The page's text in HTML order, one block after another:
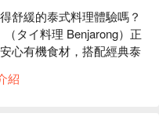
舒緩的泰式料理體驗嗎？
（タイ料理 Benjarong）正
心有機食材，搭配經典泰
現泰國在地風味，辣度
紹